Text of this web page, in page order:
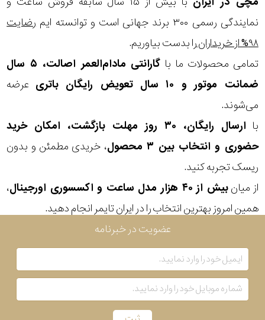
نمایندگی رسمی ۳۰۰ برند جهانی است و توانسته ایم
رضایت
۹۸% از خریداران
را بدست بیاوریم.
تمامی محصولات ما با
گارانتی مادام‌العمر اصالت، ۵ سال
ضمانت موتور و ۱۰ سال تعویض رایگان باتری
عرضه
می‌شوند.
با
ارسال رایگان، ۳۰ روز مهلت بازگشت، امکان خرید
حضوری و انتخاب بین ۳ محصول
، خریدی مطمئن و بدون
ریسک تجربه کنید.
از میانبیش از ۴۰ هزار مدل ساعت و اکسسوری اورجینال
،
همین امروز بهترین انتخاب را در ایران تایمر انجام دهید.
قاب
ویژگی
نوع
موتور
رنگ
بکار
رفته
در
جنس
عضویت در خبرنامه